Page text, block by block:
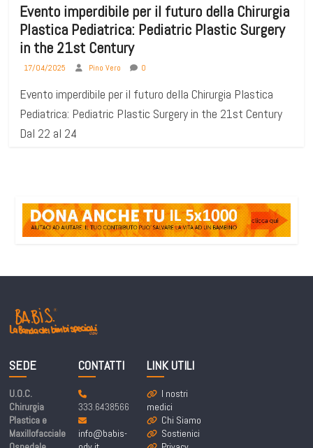
Evento imperdibile per il futuro della Chirurgia
Plastica Pediatrica: Pediatric Plastic Surgery
in the 21st Century
17/04/2025 Pino Vero 0
Evento imperdibile per il futuro della Chirurgia Plastica
Pediatrica: Pediatric Plastic Surgery in the 21st Century
Dal 22 al 24
SEDE
U.O.C.
Chirurgia
Plastica e
Maxillofacciale
CONTATTI
333.6438566
info@babis-
LINK UTILI
I nostri
medici
Chi Siamo
Sostienici